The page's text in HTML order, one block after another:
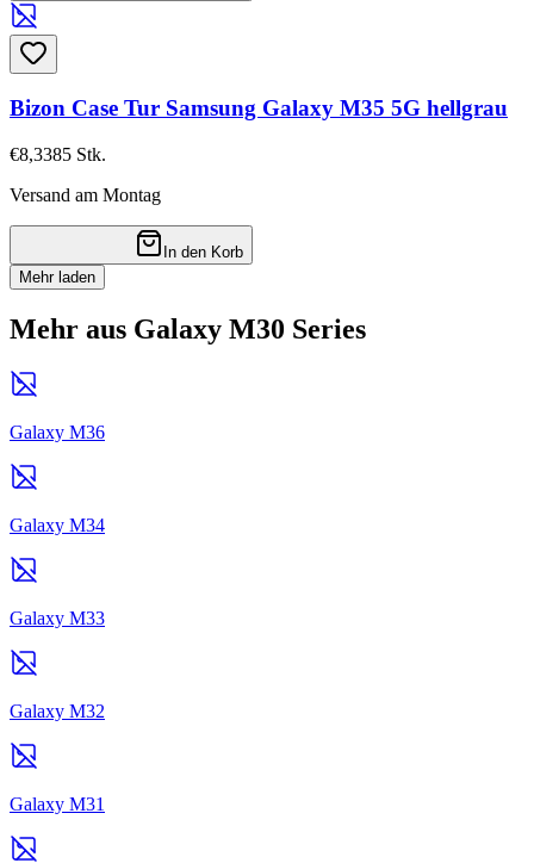
Bizon Case Tur Samsung Galaxy M35 5G hellgrau
€8,3385 Stk.
Versand am Montag
In den Korb
Mehr laden
Mehr aus Galaxy M30 Series
Galaxy M36
Galaxy M34
Galaxy M33
Galaxy M32
Galaxy M31